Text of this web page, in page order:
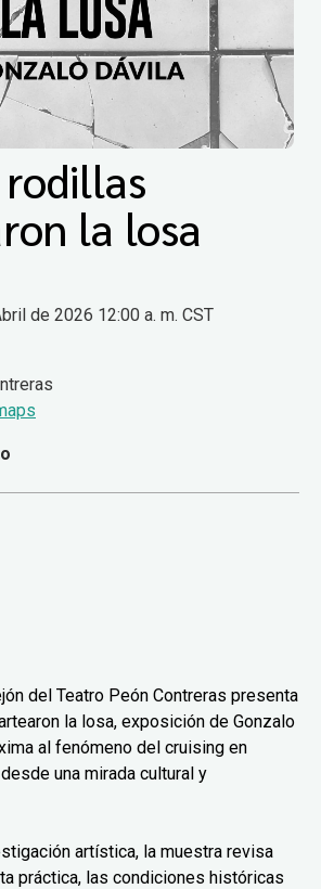
la losa
de 2026 12:00 a. m. CST
del Teatro Peón Contreras presenta
la losa, exposición de Gonzalo
al fenómeno del cruising en
una mirada cultural y
artística, la muestra revisa
práctica, las condiciones históricas